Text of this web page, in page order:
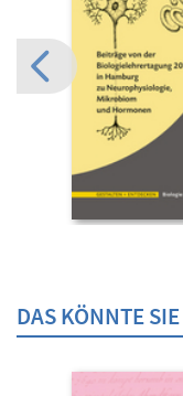
DAS KÖNNTE